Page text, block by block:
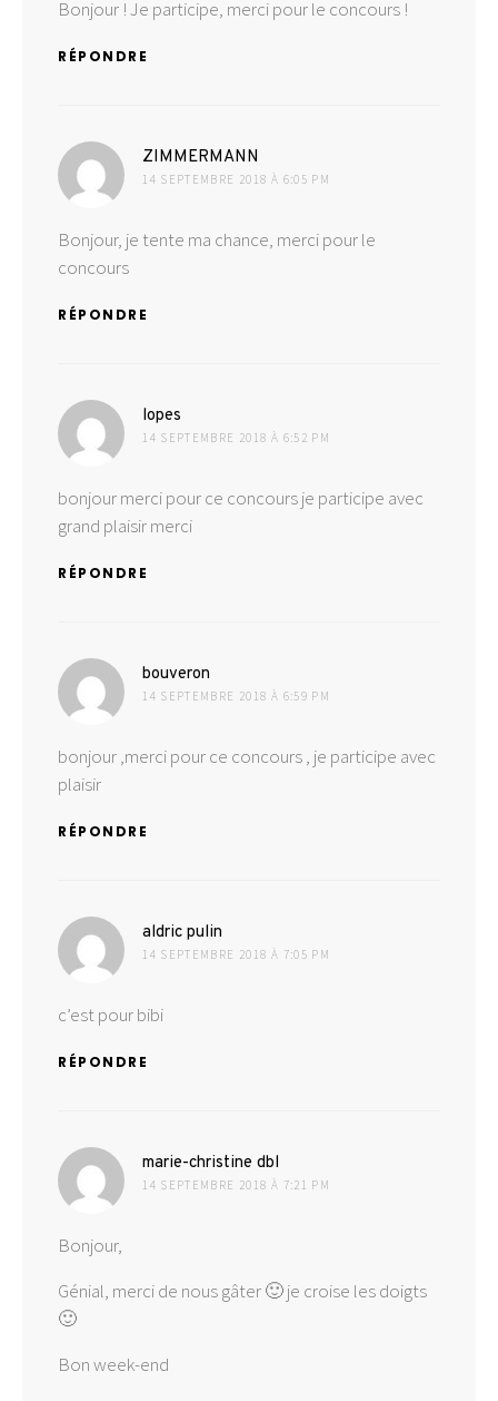
Bonjour ! Je participe, merci pour le concours !
RÉPONDRE
ZIMMERMANN
14 SEPTEMBRE 2018 À 6:05 PM
Bonjour, je tente ma chance, merci pour le
concours
RÉPONDRE
lopes
14 SEPTEMBRE 2018 À 6:52 PM
bonjour merci pour ce concours je participe avec
grand plaisir merci
RÉPONDRE
bouveron
14 SEPTEMBRE 2018 À 6:59 PM
bonjour ,merci pour ce concours , je participe avec
plaisir
RÉPONDRE
aldric pulin
14 SEPTEMBRE 2018 À 7:05 PM
c’est pour bibi
RÉPONDRE
marie-christine dbl
14 SEPTEMBRE 2018 À 7:21 PM
Bonjour,
Génial, merci de nous gâter 🙂 je croise les doigts
🙂
Bon week-end